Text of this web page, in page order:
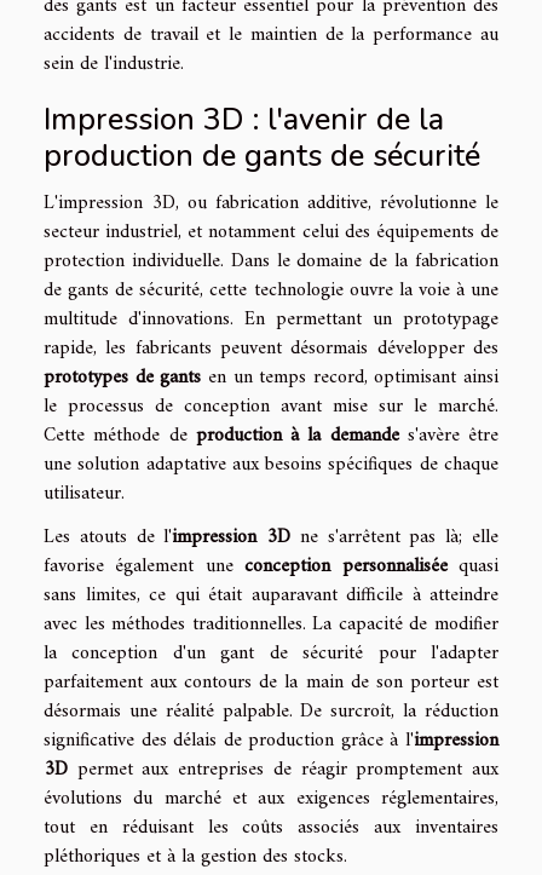
accidents de travail et le maintien de la performance au
sein de l'industrie.
Impression 3D : l'avenir de la
production de gants de sécurité
L'impression 3D, ou fabrication additive, révolutionne le
secteur industriel, et notamment celui des équipements de
protection individuelle. Dans le domaine de la fabrication
de gants de sécurité, cette technologie ouvre la voie à une
multitude d'innovations. En permettant un prototypage
rapide, les fabricants peuvent désormais développer des
prototypes de gants en un temps record, optimisant ainsi
le processus de conception avant mise sur le marché.
Cette méthode de production à la demandes'avère être
une solution adaptative aux besoins spécifiques de chaque
utilisateur.
Les atouts de l'impression 3D ne s'arrêtent pas là; elle
favorise également uneconception personnaliséequasi
sans limites, ce qui était auparavant difficile à atteindre
avec les méthodes traditionnelles. La capacité de modifier
la conception d'un gant de sécurité pour l'adapter
parfaitement aux contours de la main de son porteur est
désormais une réalité palpable. De surcroît, la réduction
significative des délais de production grâce à l'impression
3D permet aux entreprises de réagir promptement aux
évolutions du marché et aux exigences réglementaires,
tout en réduisant les coûts associés aux inventaires
pléthoriques et à la gestion des stocks.